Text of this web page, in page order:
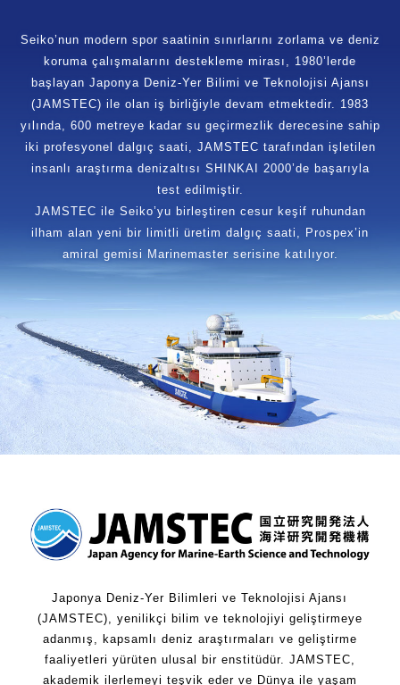
Seiko’nun modern spor saatinin sınırlarını zorlama ve deniz
koruma çalışmalarını destekleme mirası, 1980’lerde
başlayan Japonya Deniz-Yer Bilimi ve Teknolojisi Ajansı
(JAMSTEC) ile olan iş birliğiyle devam etmektedir. 1983
yılında, 600 metreye kadar su geçirmezlik derecesine sahip
iki profesyonel dalgıç saati, JAMSTEC tarafından işletilen
insanlı araştırma denizaltısı SHINKAI 2000’de başarıyla
test edilmiştir.
JAMSTEC ile Seiko’yu birleştiren cesur keşif ruhundan
ilham alan yeni bir limitli üretim dalgıç saati, Prospex’in
amiral gemisi Marinemaster serisine katılıyor.
Japonya Deniz-Yer Bilimleri ve Teknolojisi Ajansı
(JAMSTEC), yenilikçi bilim ve teknolojiyi geliştirmeye
adanmış, kapsamlı deniz araştırmaları ve geliştirme
faaliyetleri yürüten ulusal bir enstitüdür. JAMSTEC,
akademik ilerlemeyi teşvik eder ve Dünya ile yaşam